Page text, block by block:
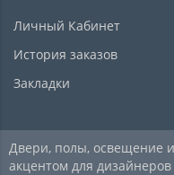
Личный Кабинет
История заказов
Закладки
Двери, полы, освещение
акцентом для